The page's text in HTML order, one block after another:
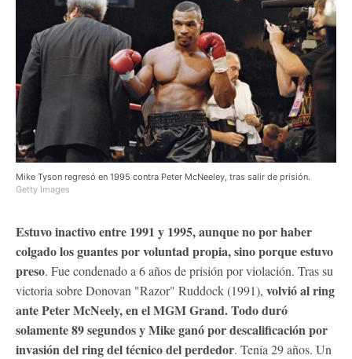
Mike Tyson regresó en 1995 contra Peter McNeeley, tras salir de prisión.
Getty Images
Estuvo inactivo entre 1991 y 1995, aunque no por haber
colgado los guantes por voluntad propia, sino porque estuvo
preso. Fue condenado a 6 años de prisión por violación. Tras su
victoria sobre Donovan "Razor" Ruddock (1991), volvió al ring
ante Peter McNeely, en el MGM Grand. Todo duró
solamente 89 segundos y Mike ganó por descalificación por
invasión del ring del técnico del perdedor. Tenía 29 años. Un